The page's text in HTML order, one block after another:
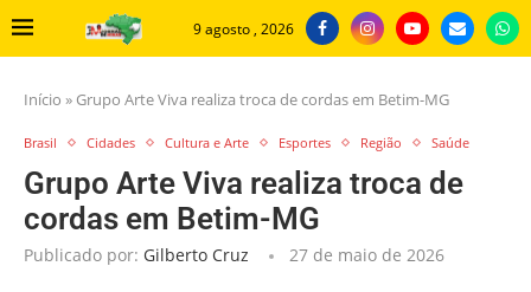
9 agosto , 2026
Início » Grupo Arte Viva realiza troca de cordas em Betim-MG
Brasil Cidades Cultura e Arte Esportes Região Saúde
Grupo Arte Viva realiza troca de
cordas em Betim-MG
Publicado por: Gilberto Cruz 27 de maio de 2026